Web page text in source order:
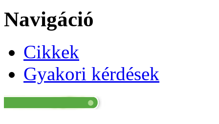
Navigáció
Cikkek
Gyakori kérdések